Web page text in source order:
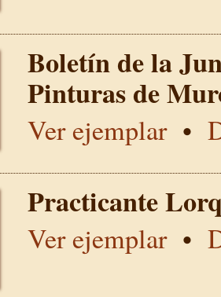
Boletín de la
Pinturas de
Ver ejemplar•
Practicante
Ver ejemplar•